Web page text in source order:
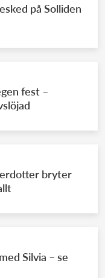
på Solliden
fest –
bryter
Silvia – se